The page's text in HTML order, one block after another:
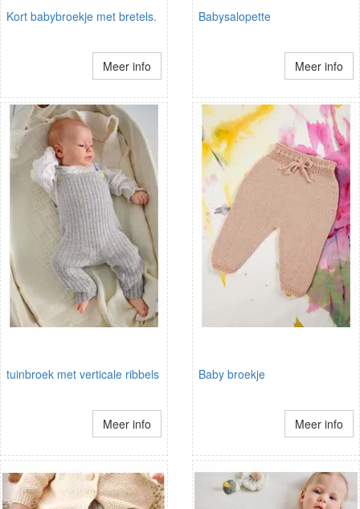
Kort babybroekje met bretels.
Meer info
Babysalopette
Meer info
tuinbroek met verticale ribbels
Meer info
Baby broekje
Meer info